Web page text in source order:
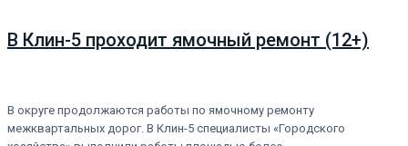
В Клин-5 проходит ямочный ремонт (12+)
В округе продолжаются работы по ямочному ремонту
межквартальных дорог. В Клин-5 специалисты «Городского